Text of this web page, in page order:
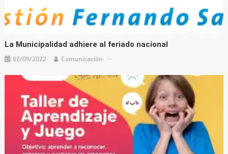
La Municipalidad adhiere al feriado nacional
02/09/2022 Comunicación